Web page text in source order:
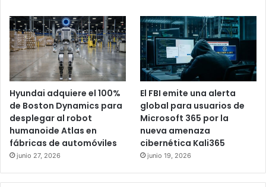
Hyundai adquiere el 100%
de Boston Dynamics para
desplegar al robot
humanoide Atlas en
fábricas de automóviles
junio 27, 2026
El FBI emite una alerta
global para usuarios de
Microsoft 365 por la
nueva amenaza
cibernética Kali365
junio 19, 2026